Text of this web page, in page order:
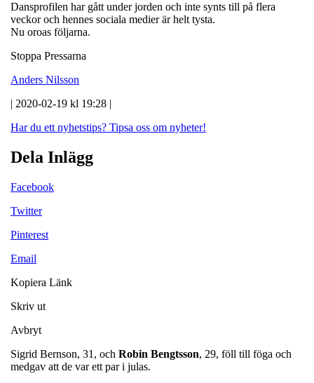
Dansprofilen har gått under jorden och inte synts till på flera
veckor och hennes sociala medier är helt tysta.
Nu oroas följarna.
Stoppa Pressarna
Anders Nilsson
| 2020-02-19 kl 19:28 |
Har du ett nyhetstips? Tipsa oss om nyheter!
Dela Inlägg
Facebook
Twitter
Pinterest
Email
Kopiera Länk
Skriv ut
Avbryt
Sigrid Bernson, 31, och Robin Bengtsson, 29, föll till föga och
medgav att de var ett par i julas.